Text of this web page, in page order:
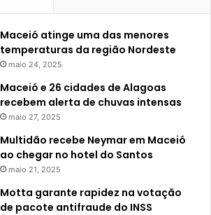
Maceió atinge uma das menores
temperaturas da região Nordeste
maio 24, 2025
Maceió e 26 cidades de Alagoas
recebem alerta de chuvas intensas
maio 27, 2025
Multidão recebe Neymar em Maceió
ao chegar no hotel do Santos
maio 21, 2025
Motta garante rapidez na votação
de pacote antifraude do INSS